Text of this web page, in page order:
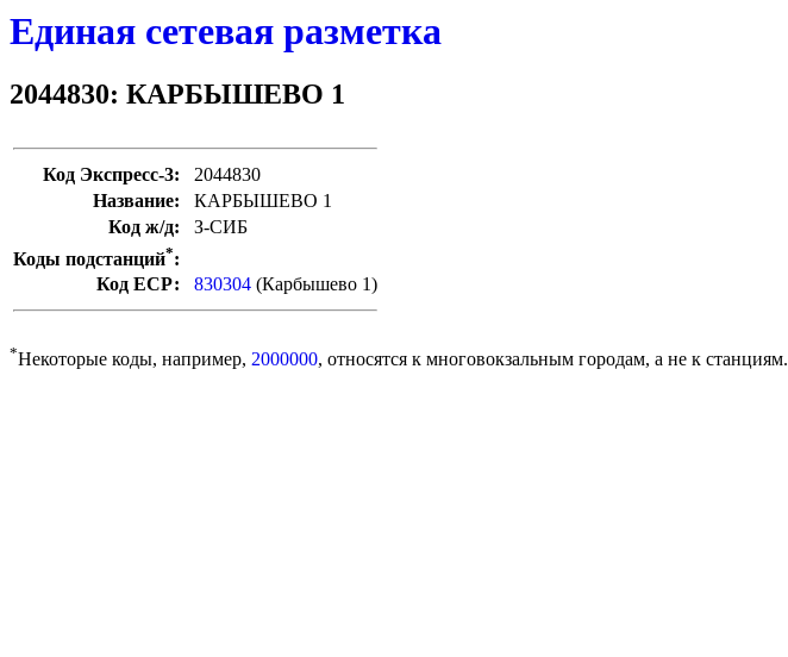
Единая сетевая разметка
2044830: КАРБЫШЕВО 1
Код Экспресс-3:
2044830
Название:
КАРБЫШЕВО 1
Код ж/д:
З-СИБ
Коды подстанций*:
Код ЕСР:
830304 (Карбышево 1)
*Некоторые коды, например, 2000000, относятся к многовокзальным городам, а не к станциям.